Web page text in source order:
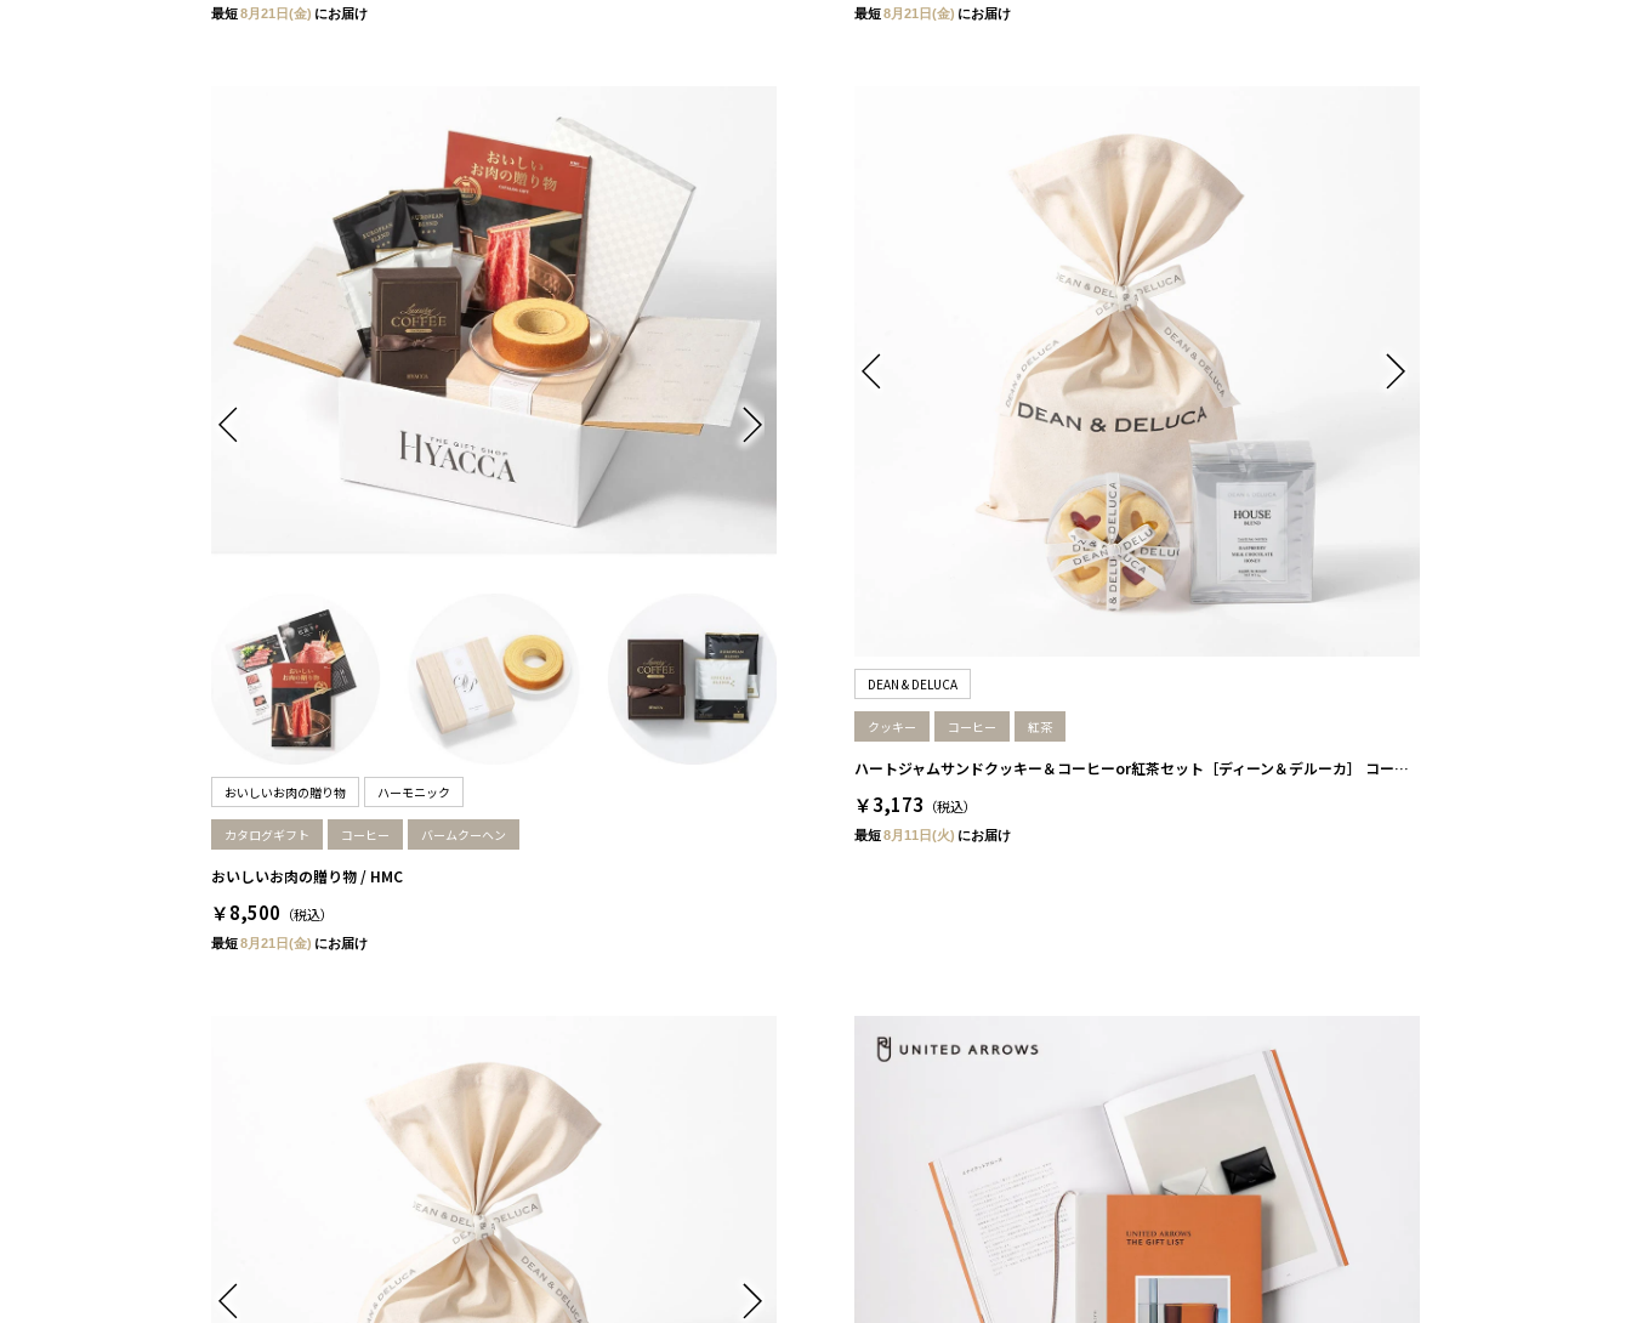
最短8月21日(金) にお届け 最短8月21日(金) にお届け
おいしいお肉の贈り物 ハーモニック
カタログギフト コーヒー バームクーヘン
おいしいお肉の贈り物 / HMC
￥8,500 （税込）
最短8月21日(金) にお届け
DEAN & DELUCA
クッキー コーヒー 紅茶
ハートジャムサンドクッキー＆コーヒーor紅茶セット［ディーン＆デルーカ］ コーヒー
￥3,173 （税込）
最短8月11日(火) にお届け